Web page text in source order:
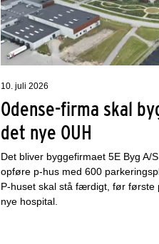
10. juli 2026
Odense-firma skal
det nye OUH
Det bliver byggefirmaet 5E Byg A/
opføre p-hus med 600
P-huset skal stå færdigt, før første
nye hospital.